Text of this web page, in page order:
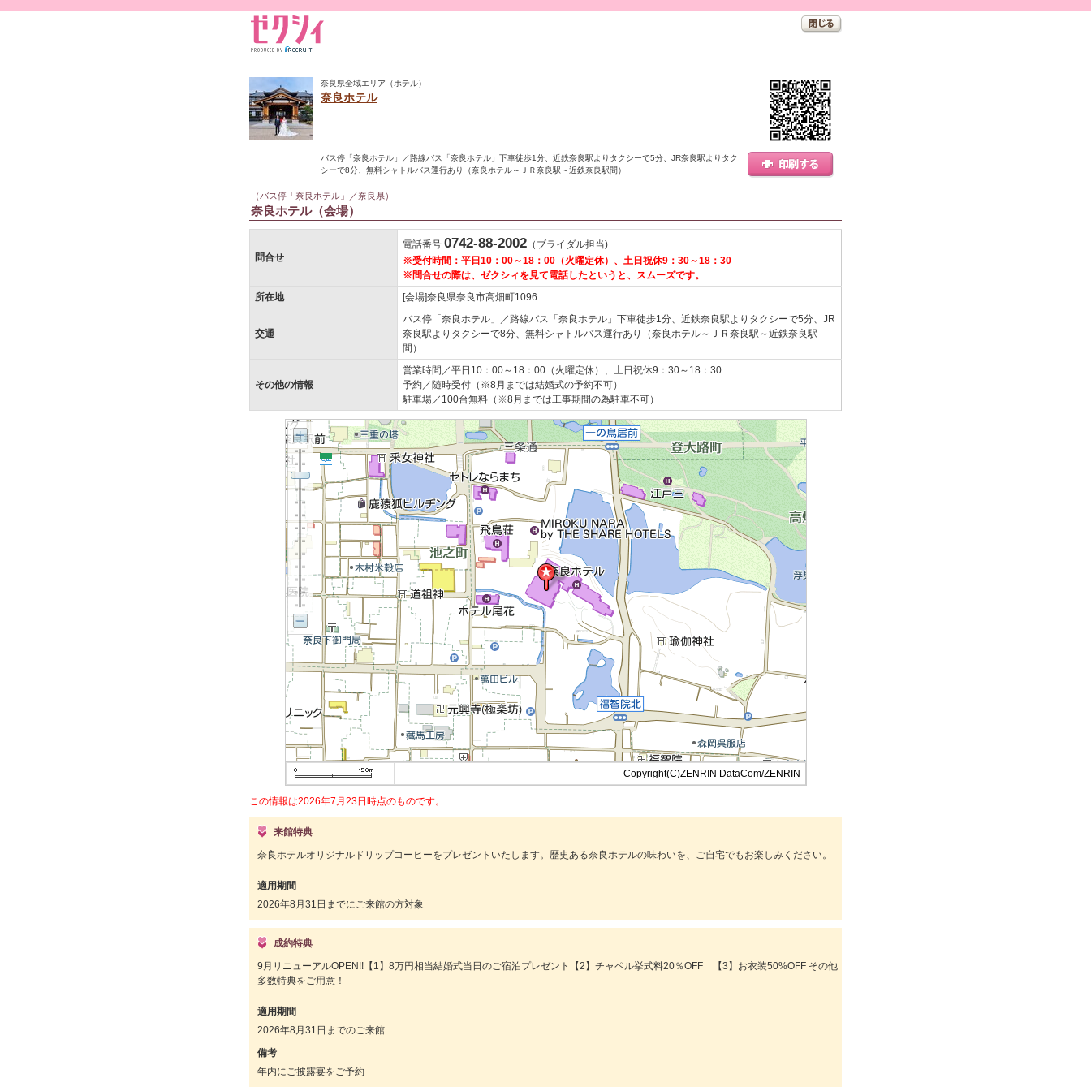
奈良県全域エリア（ホテル）
奈良ホテル
バス停「奈良ホテル」／路線バス「奈良ホテル」下車徒歩1分、近鉄奈良駅よりタクシーで5分、JR奈良駅よりタク
シーで8分、無料シャトルバス運行あり（奈良ホテル～ＪＲ奈良駅～近鉄奈良駅間）
（バス停「奈良ホテル」／奈良県）
奈良ホテル（会場）
問合せ
電話番号 0742-88-2002 （ブライダル担当)
※受付時間：平日10：00～18：00（火曜定休）、土日祝休9：30～18：30
※問合せの際は、ゼクシィを見て電話したというと、スムーズです。
所在地
[会場]奈良県奈良市高畑町1096
交通
バス停「奈良ホテル」／路線バス「奈良ホテル」下車徒歩1分、近鉄奈良駅よりタクシーで5分、JR
奈良駅よりタクシーで8分、無料シャトルバス運行あり（奈良ホテル～ＪＲ奈良駅～近鉄奈良駅
間）
その他の情報
営業時間／平日10：00～18：00（火曜定休）、土日祝休9：30～18：30
予約／随時受付（※8月までは結婚式の予約不可）
駐車場／100台無料（※8月までは工事期間の為駐車不可）
Copyright(C)ZENRIN DataCom/ZENRIN
この情報は2026年7月23日時点のものです。
来館特典
奈良ホテルオリジナルドリップコーヒーをプレゼントいたします。歴史ある奈良ホテルの味わいを、ご自宅でもお楽しみください。
適用期間
2026年8月31日までにご来館の方対象
成約特典
9月リニューアルOPEN!!【1】8万円相当結婚式当日のご宿泊プレゼント【2】チャペル挙式料20％OFF 【3】お衣装50%OFF その他
多数特典をご用意！
適用期間
2026年8月31日までのご来館
備考
年内にご披露宴をご予約